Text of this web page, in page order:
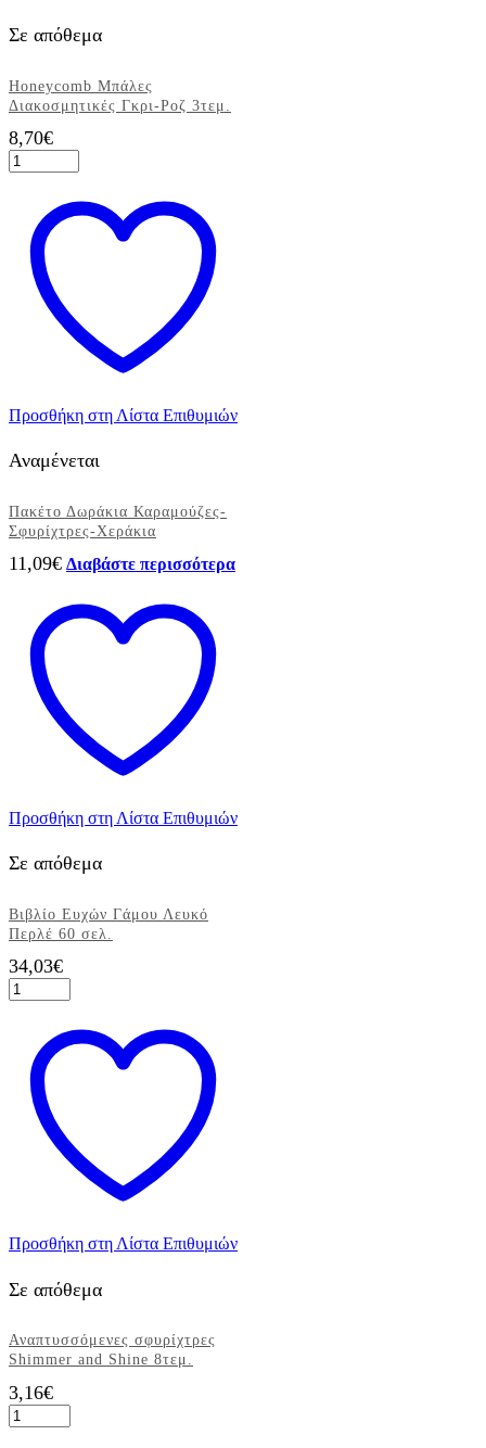
Σε απόθεμα
Honeycomb Μπάλες
Διακοσμητικές Γκρι-Ροζ 3τεμ.
8,70€
Honeycomb
Μπάλες
Διακοσμητικές
Γκρι-
Ροζ
3τεμ.
ποσότητα
Προσθήκη στη Λίστα Επιθυμιών
Αναμένεται
Πακέτο Δωράκια Καραμούζες-
Σφυρίχτρες-Χεράκια
11,09€ Διαβάστε περισσότερα
Προσθήκη στη Λίστα Επιθυμιών
Σε απόθεμα
Βιβλίο Ευχών Γάμου Λευκό
Περλέ 60 σελ.
34,03€
Βιβλίο
Ευχών
Λευκό
Περλέ
σελ.
ποσότητα
Προσθήκη στη Λίστα Επιθυμιών
Σε απόθεμα
Αναπτυσσόμενες σφυρίχτρες
Shimmer and Shine 8τεμ.
3,16€
Αναπτυσσόμενες
σφυρίχτρες